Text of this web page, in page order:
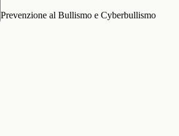
Prevenzione al Bullismo e Cyberbullismo